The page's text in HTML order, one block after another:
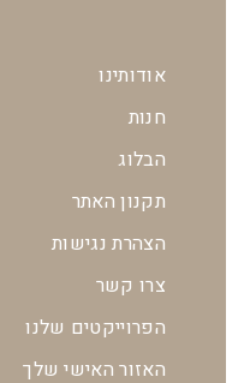
אודותינו
חנות
הבלוג
תקנון האתר
הצהרת נגישות
צרו קשר
הפרוייקטים שלנו
האזור האישי שלך